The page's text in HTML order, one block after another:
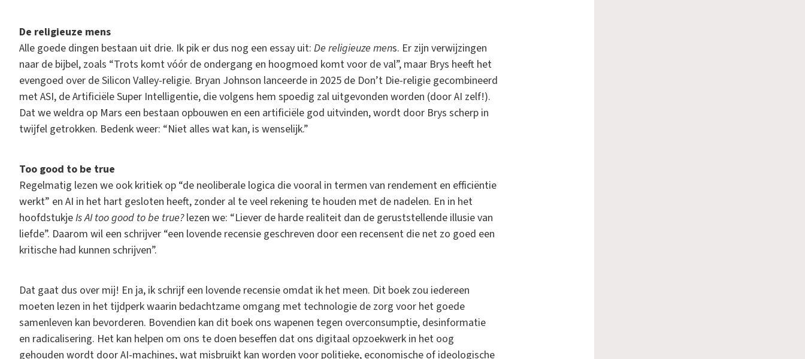
De religieuze mens
Alle goede dingen bestaan uit drie. Ik pik er dus nog een essay uit: De religieuze mens. Er zijn verwijzingen
naar de bijbel, zoals “Trots komt vóór de ondergang en hoogmoed komt voor de val”, maar Brys heeft het
evengoed over de Silicon Valley-religie. Bryan Johnson lanceerde in 2025 de Don’t Die-religie gecombineerd
met ASI, de Artificiële Super Intelligentie, die volgens hem spoedig zal uitgevonden worden (door AI zelf!).
Dat we weldra op Mars een bestaan opbouwen en een artificiële god uitvinden, wordt door Brys scherp in
twijfel getrokken. Bedenk weer: “Niet alles wat kan, is wenselijk.”
Too good to be true
Regelmatig lezen we ook kritiek op “de neoliberale logica die vooral in termen van rendement en efficiëntie
werkt” en AI in het hart gesloten heeft, zonder al te veel rekening te houden met de nadelen. En in het
hoofdstukjeIs AI too good to be true?lezen we: “Liever de harde realiteit dan de geruststellende illusie van
liefde”. Daarom wil een schrijver “een lovende recensie geschreven door een recensent die net zo goed een
kritische had kunnen schrijven”.
Dat gaat dus over mij! En ja, ik schrijf een lovende recensie omdat ik het meen. Dit boek zou iedereen
moeten lezen in het tijdperk waarin bedachtzame omgang met technologie de zorg voor het goede
samenleven kan bevorderen. Bovendien kan dit boek ons wapenen tegen overconsumptie, desinformatie
en radicalisering. Het kan helpen om ons te doen beseffen dat ons digitaal opzoekwerk in het oog
gehouden wordt door AI-machines, wat misbruikt kan worden voor politieke, economische of ideologische